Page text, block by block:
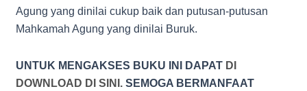
Agung yang dinilai cukup baik dan putusan-putusan
Mahkamah Agung yang dinilai Buruk.
UNTUK MENGAKSES BUKU INI DAPAT DI
DOWNLOAD DI SINI.SEMOGA BERMANFAAT